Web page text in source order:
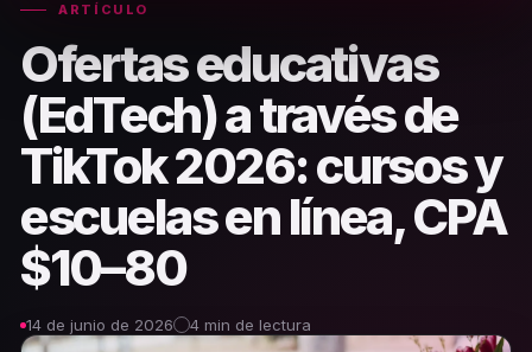
ARTÍCULO
Ofertas educativas
(EdTech) a través de
TikTok 2026: cursos y
escuelas en línea, CPA
$10–80
14 de junio de 2026 4 min de lectura